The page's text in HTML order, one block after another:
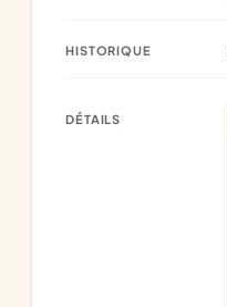
HISTORIQUE
DÉTAILS